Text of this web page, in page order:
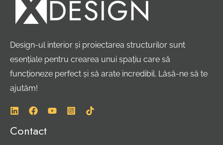
Design-ul interior și proiectarea structurilor sunt
esențiale pentru crearea unui spațiu care să
funcționeze perfect și să arate incredibil. Lăsă-ne să te
ajutăm!
Contact